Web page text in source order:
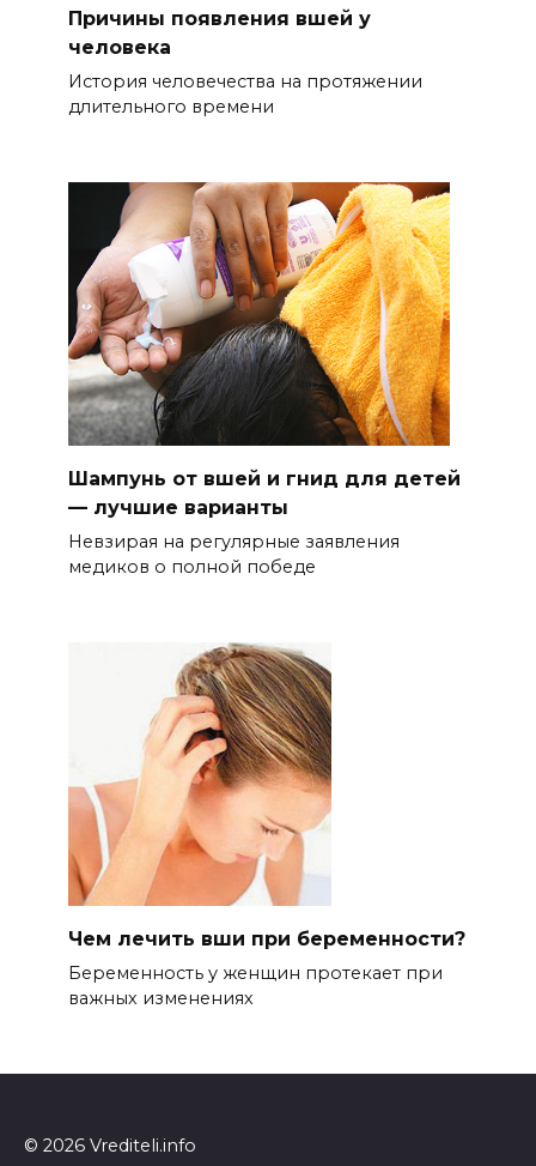
Причины появления вшей у
человека
История человечества на протяжении
длительного времени
Шампунь от вшей и гнид для детей
— лучшие варианты
Невзирая на регулярные заявления
медиков о полной победе
Чем лечить вши при беременности?
Беременность у женщин протекает при
важных изменениях
© 2026 Vrediteli.info